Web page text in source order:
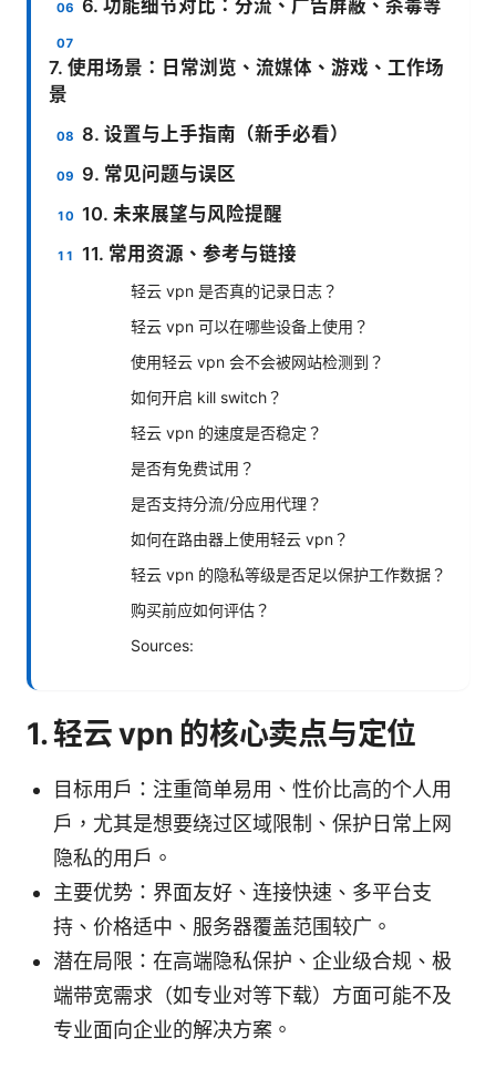
6. 功能细节对比：分流、广告屏蔽、杀毒等
7. 使用场景：日常浏览、流媒体、游戏、工作场
景
8. 设置与上手指南（新手必看）
9. 常见问题与误区
10. 未来展望与风险提醒
11. 常用资源、参考与链接
轻云 vpn 是否真的记录日志？
轻云 vpn 可以在哪些设备上使用？
使用轻云 vpn 会不会被网站检测到？
如何开启 kill switch？
轻云 vpn 的速度是否稳定？
是否有免费试用？
是否支持分流/分应用代理？
如何在路由器上使用轻云 vpn？
轻云 vpn 的隐私等级是否足以保护工作数据？
购买前应如何评估？
Sources:
1. 轻云 vpn 的核心卖点与定位
目标用户：注重简单易用、性价比高的个人用
户，尤其是想要绕过区域限制、保护日常上网
隐私的用户。
主要优势：界面友好、连接快速、多平台支
持、价格适中、服务器覆盖范围较广。
潜在局限：在高端隐私保护、企业级合规、极
端带宽需求（如专业对等下载）方面可能不及
专业面向企业的解决方案。